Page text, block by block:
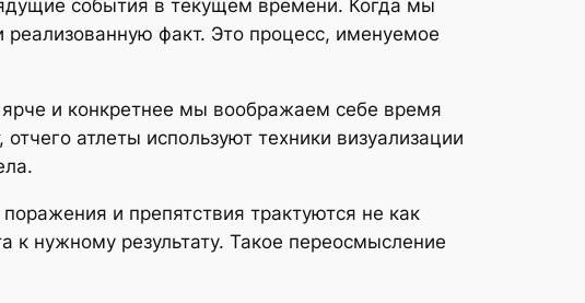
события в текущем времени. Когда мы
факт. Это процесс, именуемое
и конкретнее мы воображаем себе время
атлеты используют техники визуализации
и препятствия трактуются не как
нужному результату. Такое переосмысление